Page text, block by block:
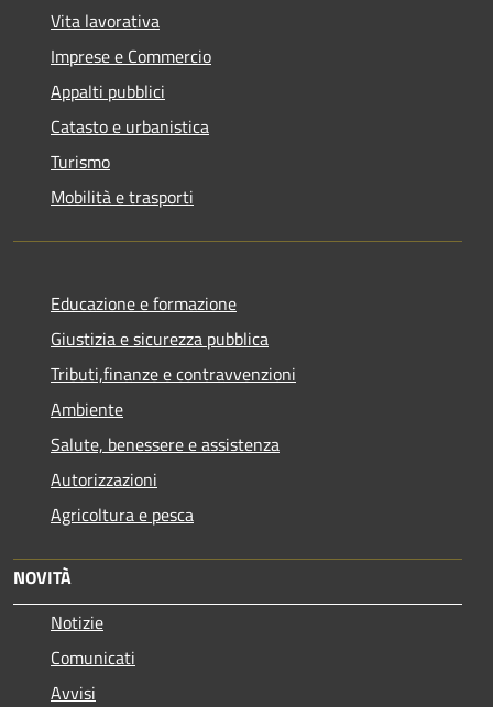
Vita lavorativa
Imprese e Commercio
Appalti pubblici
Catasto e urbanistica
Turismo
Mobilità e trasporti
Educazione e formazione
Giustizia e sicurezza pubblica
Tributi,finanze e contravvenzioni
Ambiente
Salute, benessere e assistenza
Autorizzazioni
Agricoltura e pesca
NOVITÀ
Notizie
Comunicati
Avvisi